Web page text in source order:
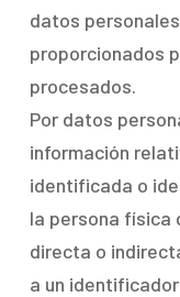
datos
proporcionados
procesados.
Por datos
información
identificada o
la persona física
directa o
a un